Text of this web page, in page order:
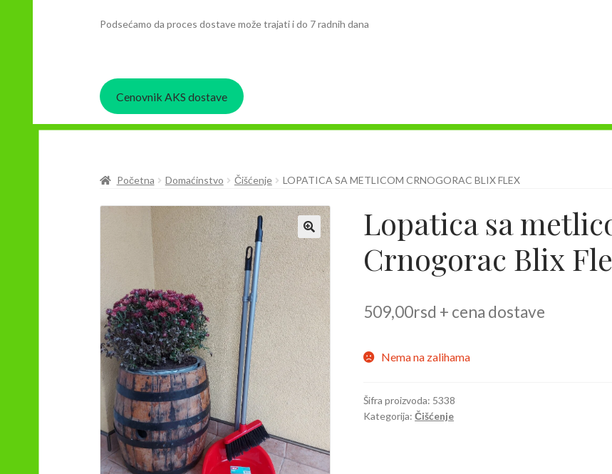
Podsećamo da proces dostave može trajati i do 7 radnih dana
Cenovnik AKS dostave
Početna Domaćinstvo Čišćenje LOPATICA SA METLICOM CRNOGORAC BLIX FLEX
Lopatica sa
Crnogorac Blix
509,00rsd + cena dostave
Nema na zalihama
Šifra proizvoda: 5338
Kategorija:Čišćenje